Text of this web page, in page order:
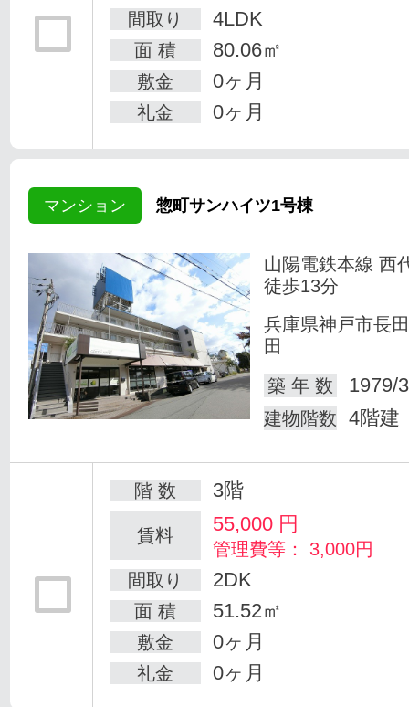
間取り
4LDK
面 積 80.06㎡
敷金 0ヶ月
礼金 0ヶ月
マンション 惣町サンハイツ1号棟
山陽電鉄本線 西
徒歩13分
兵庫県神戸市長
田
築 年 数
1979/
建物階数 4階建
階 数 3階
賃料 55,000 円
管理費等： 3,000円
間取り
2DK
面 積 51.52㎡
敷金 0ヶ月
礼金 0ヶ月